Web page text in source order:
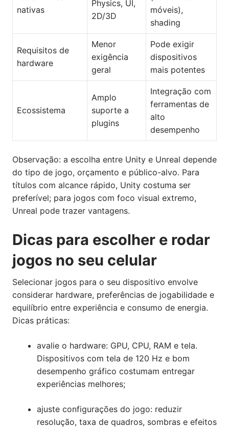
nativas
Physics, UI,
2D/3D
móveis),
shading
Requisitos de
hardware
Menor
exigência
geral
Pode exigir
dispositivos
mais potentes
Ecossistema
Amplo
suporte a
plugins
Integração com
ferramentas de
alto
desempenho
Observação: a escolha entre Unity e Unreal depende
do tipo de jogo, orçamento e público-alvo. Para
títulos com alcance rápido, Unity costuma ser
preferível; para jogos com foco visual extremo,
Unreal pode trazer vantagens.
Dicas para escolher e rodar
jogos no seu celular
Selecionar jogos para o seu dispositivo envolve
considerar hardware, preferências de jogabilidade e
equilíbrio entre experiência e consumo de energia.
Dicas práticas:
avalie o hardware: GPU, CPU, RAM e tela.
Dispositivos com tela de 120 Hz e bom
desempenho gráfico costumam entregar
experiências melhores;
ajuste configurações do jogo: reduzir
resolução, taxa de quadros, sombras e efeitos